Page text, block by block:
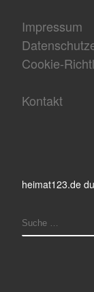
Impressum
Cookie-
Kontakt
heimat123.de
SUCHE